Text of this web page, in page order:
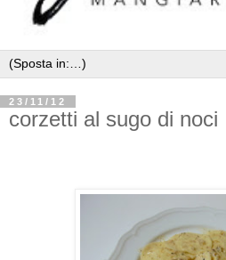
23/11/12
corzetti al sugo di noci